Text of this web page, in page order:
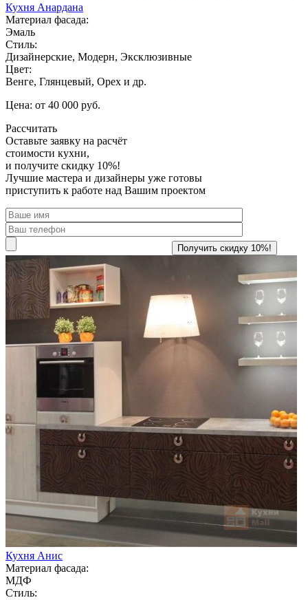
Кухня Анардана
Материал фасада:
Эмаль
Стиль:
Дизайнерские, Модерн, Эксклюзивные
Цвет:
Венге, Глянцевый, Орех и др.
Цена: от 40 000 руб.
Рассчитать
Оставьте заявку на расчёт
стоимости кухни,
и получите скидку 10%!
Лучшие мастера и дизайнеры уже готовы
приступить к работе над Вашим проектом
Кухня Анис
Материал фасада:
МДФ
Стиль: